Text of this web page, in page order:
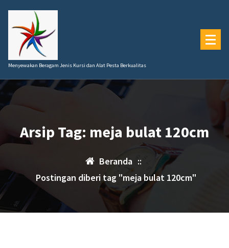
konten
Menyewakan Beragam Jenis Kursi dan Alat Pesta Berkualitas
Arsip Tag: meja bulat 120cm
Beranda ::
Postingan diberi tag "meja bulat 120cm"